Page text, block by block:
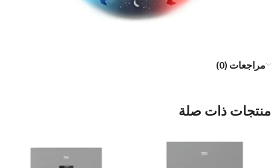
مراجعات (0)
منتجات ذات صلة